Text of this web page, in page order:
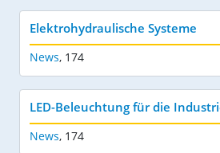
Elektrohydraulische Systeme
News, 174
LED-Beleuchtung für die
News, 174